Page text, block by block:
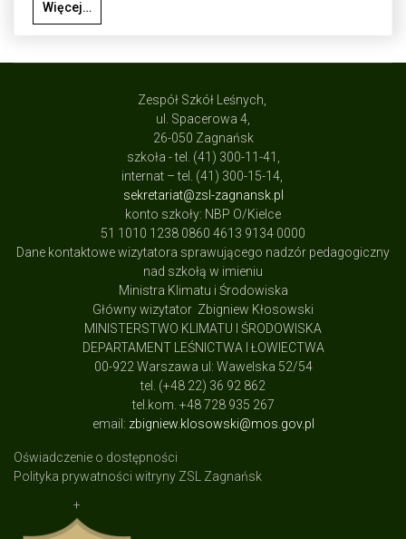
Więcej…
Zespół Szkół Leśnych,
ul. Spacerowa 4,
26-050 Zagnańsk
szkoła - tel. (41) 300-11-41,
internat – tel. (41) 300-15-14,
sekretariat@zsl-zagnansk.pl
konto szkoły: NBP O/Kielce
51 1010 1238 0860 4613 9134 0000
Dane kontaktowe wizytatora sprawującego nadzór pedagogiczny
nad szkołą w imieniu
Ministra Klimatu i Środowiska
Główny wizytator Zbigniew Kłosowski
MINISTERSTWO KLIMATU I ŚRODOWISKA
DEPARTAMENT LEŚNICTWA I ŁOWIECTWA
00-922 Warszawa ul: Wawelska 52/54
tel. (+48 22) 36 92 862
tel.kom. +48 728 935 267
email: zbigniew.klosowski@mos.gov.pl
Oświadczenie o dostępności
Polityka prywatności witryny ZSL Zagnańsk
+